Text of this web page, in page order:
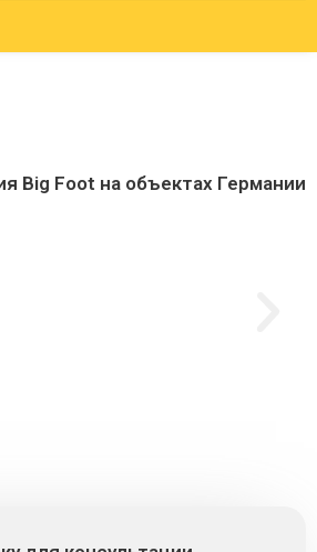
Big Foot на объектах Германии